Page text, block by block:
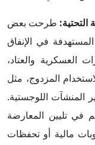
طرحت بعض
خياراً لتقسيم نسبة 5% المستهدفة في الإنفاق
العسكرية والعتاد،
الاستخدام المزدوج، مثل
المنشآت اللوجستية.
في تليين المعارضة
مالية أو تحفظات